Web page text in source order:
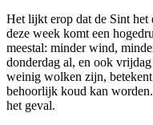
Het lijkt erop dat de Sint
deze week komt een
meestal: minder wind,
donderdag al, en ook
weinig wolken zijn,
behoorlijk koud kan
het geval.